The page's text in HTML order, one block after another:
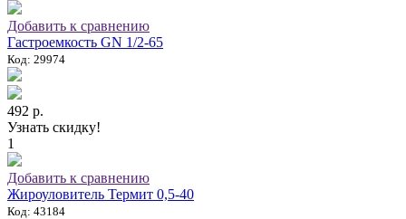
Добавить к сравнению
Гастроемкость GN 1/2-65
Код: 29974
492 р.
Узнать скидку!
1
Добавить к сравнению
Жироуловитель Термит 0,5-40
Код: 43184